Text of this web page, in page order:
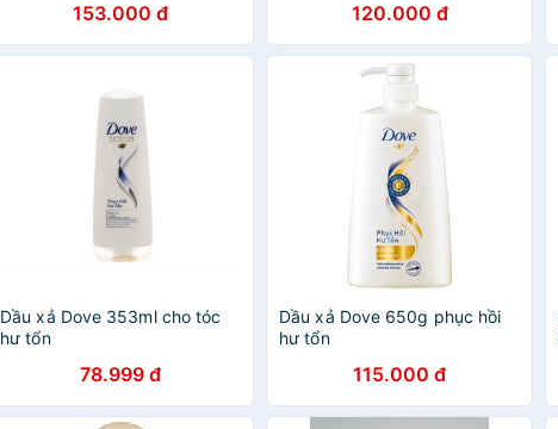
153.000 đ 120.000 đ
Dầu xả Dove 353ml cho tóc
hư tổn
78.999 đ
Dầu xả Dove 650g phục hồi
hư tổn
115.000 đ